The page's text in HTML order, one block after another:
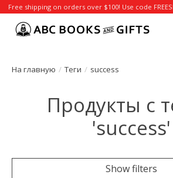
Free shipping on orders over $100! Use code
На главную / Теги / success
Продукты с
'success'
Show filters